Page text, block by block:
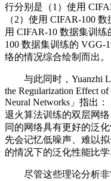
行分别是（1）使用
（2）使用 CIFAR-100
用 CIFAR-10 数据集训
100 数据集训练的 VGG-
络的情况综合绘制而出。
与此同时，Yuanzhi Li
the Regularization Effect
Neural Networks」指出
退火算法训练的双层网
同的网络具有更好的泛
先会记忆低噪声、难以
的情况下的泛化性能比
尽管这些理论分析非